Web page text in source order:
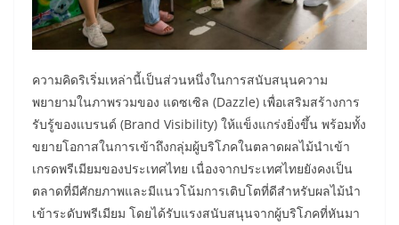
ความคิดริเริ่มเหล่านี้เป็นส่วนหนึ่งในการสนับสนุนความ
พยายามในภาพรวมของ แดซเซิล (Dazzle) เพื่อเสริมสร้างการ
รับรู้ของแบรนด์ (Brand Visibility) ให้แข็งแกร่งยิ่งขึ้น พร้อมทั้ง
ขยายโอกาสในการเข้าถึงกลุ่มผู้บริโภคในตลาดผลไม้นำเข้า
เกรดพรีเมียมของประเทศไทย เนื่องจากประเทศไทยยังคงเป็น
ตลาดที่มีศักยภาพและมีแนวโน้มการเติบโตที่ดีสำหรับผลไม้นำ
เข้าระดับพรีเมียม โดยได้รับแรงสนับสนุนจากผู้บริโภคที่หันมา